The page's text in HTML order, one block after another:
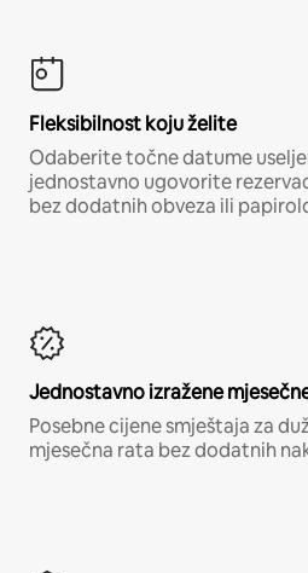
Fleksibilnost koju želite
Odaberite točne datume
jednostavno ugovorite
bez dodatnih obveza ili
Jednostavno izražene
Posebne cijene smještaja za
mjesečna rata bez dodatnih